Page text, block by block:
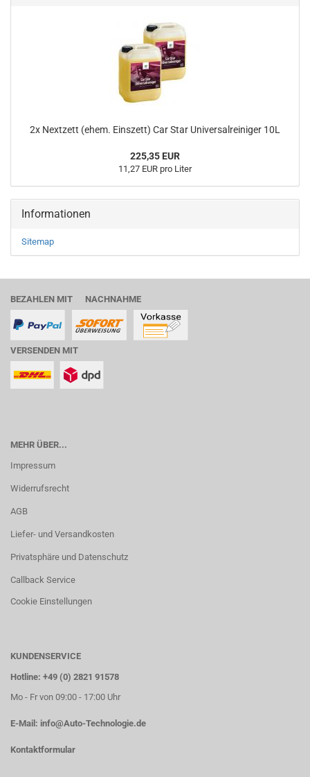
2x Nextzett (ehem. Einszett) Car Star Universalreiniger 10L
225,35 EUR
11,27 EUR pro Liter
Informationen
Sitemap
BEZAHLEN MIT NACHNAHME
VERSENDEN MIT
MEHR ÜBER...
Impressum
Widerrufsrecht
AGB
Liefer- und Versandkosten
Privatsphäre und Datenschutz
Callback Service
Cookie Einstellungen
KUNDENSERVICE
Hotline: +49 (0) 2821 91578
Mo - Fr von 09:00 - 17:00 Uhr
E-Mail: info@Auto-Technologie.de
Kontaktformular